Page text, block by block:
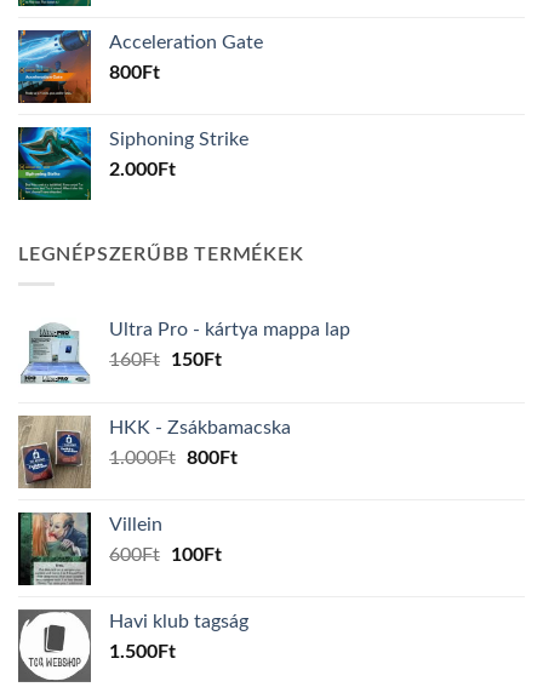
Acceleration Gate
800Ft
Siphoning Strike
2.000Ft
LEGNÉPSZERŰBB TERMÉKEK
Ultra Pro - kártya mappa lap
160Ft
Original
160Ft.
150FtCurrent
150Ft.
HKK - Zsákbamacska
1.000Ft Original
800FtCurrent
Villein
600Ft
Original
600Ft.
100FtCurrent
100Ft.
Havi klub tagság
1.500Ft